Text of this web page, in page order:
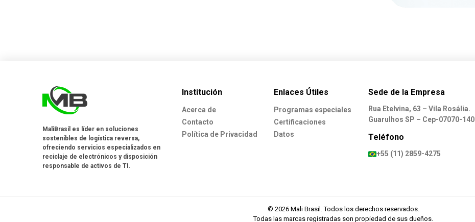
MaliBrasil es líder en soluciones
sostenibles de logística reversa,
ofreciendo servicios especializados en
reciclaje de electrónicos y disposición
responsable de activos de TI.
Institución
Acerca de
Contacto
Política de Privacidad
Enlaces Útiles
Programas especiales
Certificaciones
Datos
Sede de la Empresa
Rua Etelvina, 63 – Vila Rosália.
Guarulhos SP – Cep-07070-140
Teléfono
+55 (11) 2859-4275
© 2026 Mali Brasil. Todos los derechos reservados.
Todas las marcas registradas son propiedad de sus dueños.